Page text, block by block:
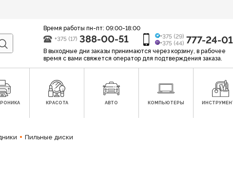
Время работы пн-пт: 09:00-18:00
+375 (17) 388-00-51
+375 (29)
+375 (44) 777-24-01
В выходные дни заказы принимаются через корзину, в рабочее
время с вами свяжется оператор для подтверждения заказа.
КРАСОТА АВТО КОМПЬЮТЕРЫ
Пильные диски